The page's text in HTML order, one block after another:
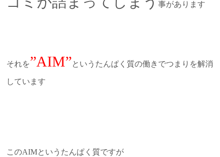
事があります
それを”AIM”というたんぱく質の働きでつまりを解消
しています
このAIMというたんぱく質ですが